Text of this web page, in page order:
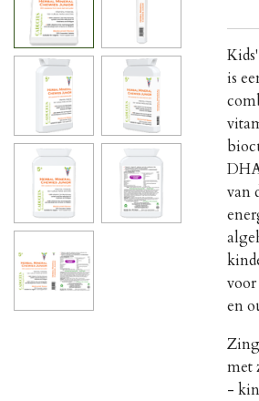
is
van
en
met
-